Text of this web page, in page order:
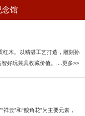
念馆
红木。以精湛工艺打造，雕刻孙
好玩兼具收藏价值。....更多>>
云”和“酸角花”为主要元素，